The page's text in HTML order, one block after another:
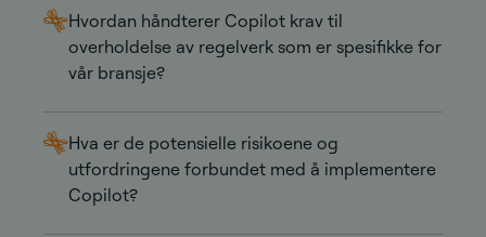
Hvordan håndterer Copilot krav til
overholdelse av regelverk som er spesifikke for
vår bransje?
Hva er de potensielle risikoene og
utfordringene forbundet med å implementere
Copilot?